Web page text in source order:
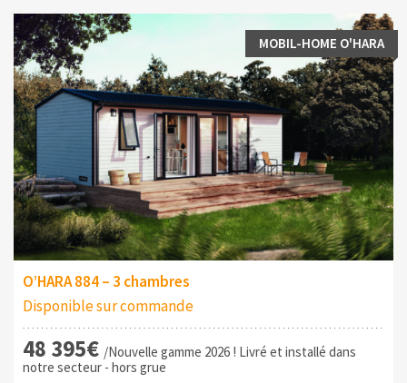
MOBIL-HOME O'HARA
O’HARA 884 – 3 chambres
Disponible sur commande
48 395€ /Nouvelle gamme 2026 ! Livré et installé dans
notre secteur - hors grue